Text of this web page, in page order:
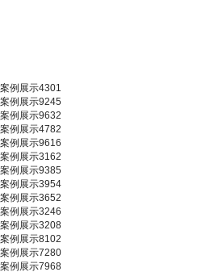
案例展示4301
案例展示9245
案例展示9632
案例展示4782
案例展示9616
案例展示3162
案例展示9385
案例展示3954
案例展示3652
案例展示3246
案例展示3208
案例展示8102
案例展示7280
案例展示7968